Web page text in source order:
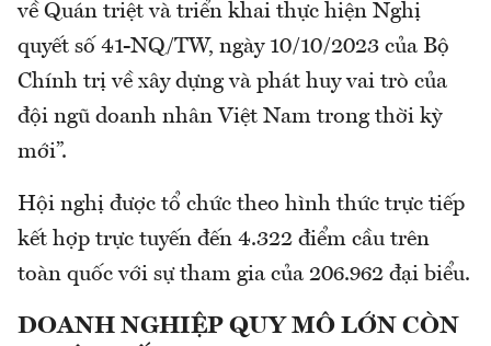
về Quán triệt và triển khai thực hiện Nghị
quyết số 41-NQ/TW, ngày 10/10/2023 của Bộ
Chính trị về xây dựng và phát huy vai trò của
đội ngũ doanh nhân Việt Nam trong thời kỳ
mới”.
Hội nghị được tổ chức theo hình thức trực tiếp
kết hợp trực tuyến đến 4.322 điểm cầu trên
toàn quốc với sự tham gia của 206.962 đại biểu.
DOANH NGHIỆP QUY MÔ LỚN CÒN